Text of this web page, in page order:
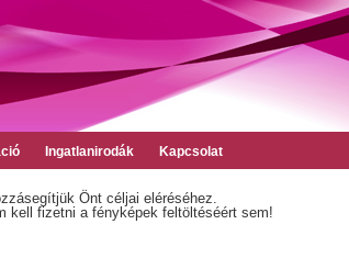
Ingatlanirodák Kapcsolat
Önt céljai eléréséhez.
kell fizetni a fényképek feltöltéséért sem!